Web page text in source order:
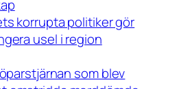
korrupta politiker gör
usel i region
som blev